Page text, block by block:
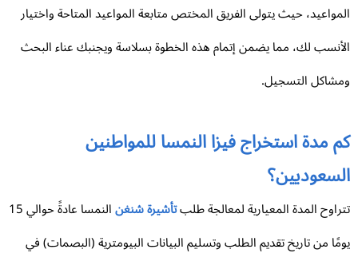
حيث يتولى الفريق المختص متابعة المواعيد المتاحة واختيار
لك، مما يضمن إتمام هذه الخطوة بسلاسة ويجنبك عناء البحث
التسجيل.
مدة استخراج فيزا النمسا للمواطنين
المدة المعيارية لمعالجة طلبتأشيرة شنغن
النمسا عادةً حوالي 15
من تاريخ تقديم الطلب وتسليم البيانات البيومترية (البصمات) في